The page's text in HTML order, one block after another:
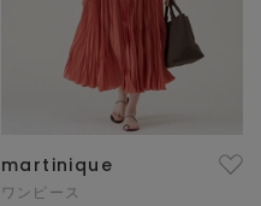
martinique
ワンピース